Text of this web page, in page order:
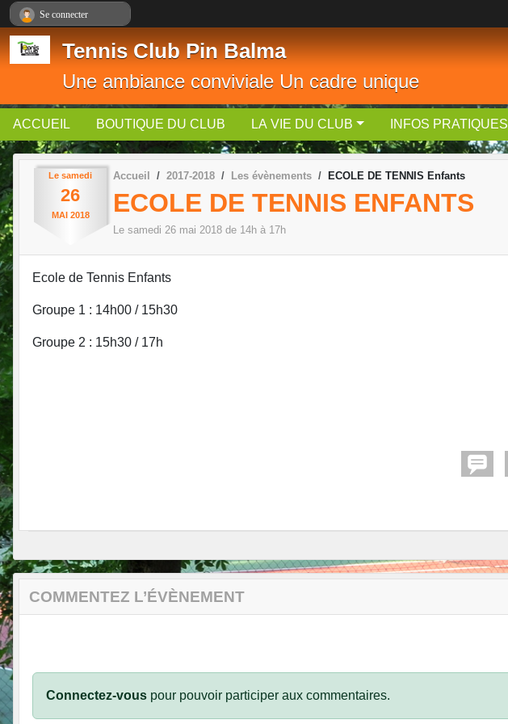
Tennis Club Pin Balma
Une ambiance conviviale Un cadre unique
ACCUEIL BOUTIQUE DU CLUB LA VIE DU CLUB INFOS PRATIQUES
Le samedi
26
MAI 2018
Accueil 2017-2018 Les évènements ECOLE DE TENNIS Enfants
ECOLE DE TENNIS ENFANTS
Le samedi 26 mai 2018 de 14h à 17h
Ecole de Tennis Enfants
Groupe 1 : 14h00 / 15h30
Groupe 2 : 15h30 / 17h
COMMENTEZ L’ÉVÈNEMENT
Connectez-vous pour pouvoir participer aux commentaires.
Se connecter
Panneau de gestion des cookies